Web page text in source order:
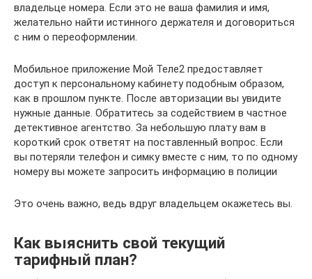
владельце номера. Если это не ваша фамилия и имя,
желательно найти истинного держателя и договориться
с ним о переоформлении.
Мобильное приложение Мой Теле2 предоставляет
доступ к персональному кабинету подобным образом,
как в прошлом пункте. После авторизации вы увидите
нужные данные. Обратитесь за содействием в частное
детективное агентство. За небольшую плату вам в
короткий срок ответят на поставленный вопрос. Если
вы потеряли телефон и симку вместе с ним, то по одному
номеру вы можете запросить информацию в полиции
Это очень важно, ведь вдруг владельцем окажетесь вы.
Как выяснить свой текущий
тарифный план?